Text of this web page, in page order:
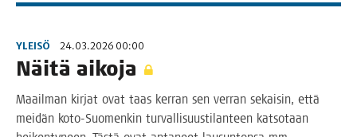
YLEISÖ 24.03.2026 00:00
Näi­tä aikoja
Maa­il­man kir­jat ovat taas ker­ran sen ver­ran sekai­sin, että
mei­dän koto-Suo­men­kin tur­val­li­suus­ti­lan­teen kat­so­taan